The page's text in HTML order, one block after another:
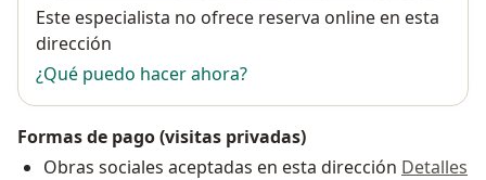
Disponibilidad
Este especialista no ofrece reserva online en esta
dirección
¿Qué puedo hacer ahora?
Formas de pago (visitas privadas)
Obras sociales aceptadas en esta dirección Detalles